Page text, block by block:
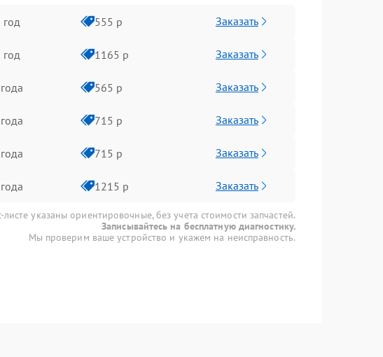
год 555 р Заказать
год 1165 р Заказать
565 р Заказать
715 р Заказать
715 р Заказать
1215 р Заказать
указаны ориентировочные, без учета стоимости запчастей.
Записывайтесь на бесплатную диагностику.
Мы проверим ваше устройство и укажем на неисправность.